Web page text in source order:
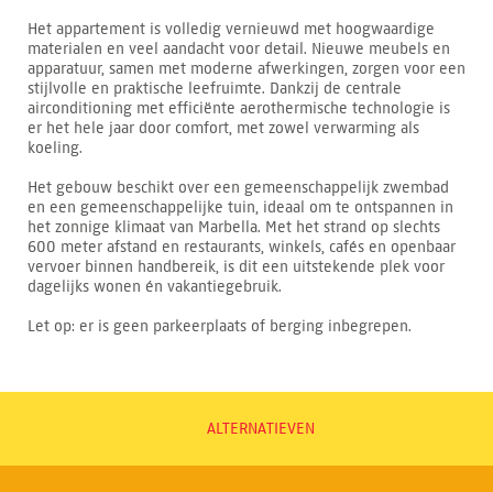
Het appartement is volledig vernieuwd met hoogwaardige
materialen en veel aandacht voor detail. Nieuwe meubels en
apparatuur, samen met moderne afwerkingen, zorgen voor een
stijlvolle en praktische leefruimte. Dankzij de centrale
airconditioning met efficiënte aerothermische technologie is
er het hele jaar door comfort, met zowel verwarming als
koeling.
Het gebouw beschikt over een gemeenschappelijk zwembad
en een gemeenschappelijke tuin, ideaal om te ontspannen in
het zonnige klimaat van Marbella. Met het strand op slechts
600 meter afstand en restaurants, winkels, cafés en openbaar
vervoer binnen handbereik, is dit een uitstekende plek voor
dagelijks wonen én vakantiegebruik.
Let op: er is geen parkeerplaats of berging inbegrepen.
ALTERNATIEVEN